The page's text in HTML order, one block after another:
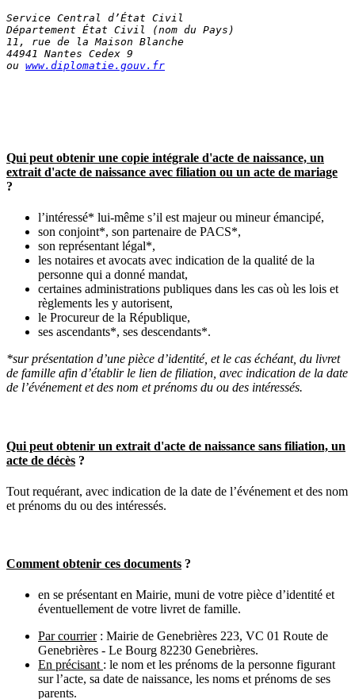
Service Central d’État Civil
Département État Civil (nom du Pays)
11, rue de la Maison Blanche
44941 Nantes Cedex 9
ou www.diplomatie.gouv.fr
Qui peut obtenir une copie intégrale d'acte de naissance, un
extrait d'acte de naissance avec filiation ou un acte de mariage
?
l’intéressé* lui-même s’il est majeur ou mineur émancipé,
son conjoint*, son partenaire de PACS*,
son représentant légal*,
les notaires et avocats avec indication de la qualité de la
personne qui a donné mandat,
certaines administrations publiques dans les cas où les lois et
règlements les y autorisent,
le Procureur de la République,
ses ascendants*, ses descendants*.
*sur présentation d’une pièce d’identité, et le cas échéant, du livret
de famille afin d’établir le lien de filiation, avec indication de la date
de l’événement et des nom et prénoms du ou des intéressés.
Qui peut obtenir un extrait d'acte de naissance sans filiation, un
acte de décès ?
Tout requérant, avec indication de la date de l’événement et des nom
et prénoms du ou des intéressés.
Comment obtenir ces documents ?
en se présentant en Mairie, muni de votre pièce d’identité et
éventuellement de votre livret de famille.
Par courrier: Mairie de Genebrières 223, VC 01 Route de
Genebrières - Le Bourg 82230 Genebrières.
En précisant : le nom et les prénoms de la personne figurant
sur l’acte, sa date de naissance, les noms et prénoms de ses
parents.